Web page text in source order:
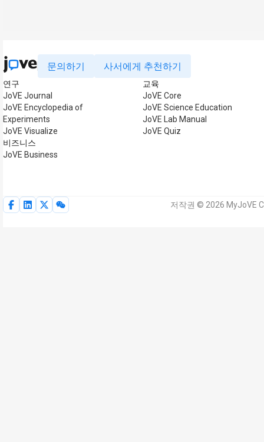
문의하기 사서에게 추천하기
연구
JoVE Journal
JoVE Encyclopedia of
Experiments
JoVE Visualize
비즈니스
JoVE Business
교육
JoVE Core
JoVE Science Education
JoVE Lab Manual
JoVE Quiz
저작권 © 2026 MyJoVE